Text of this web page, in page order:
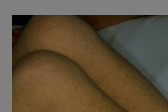
Our Culture of Caring
Our Leadership
Quality and Patient Safety
Unity and Engagement